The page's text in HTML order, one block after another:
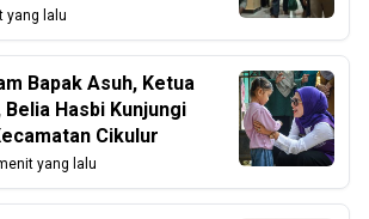
yang lalu
Bapak Asuh, Ketua
Belia Hasbi Kunjungi
Cikulur
yang lalu